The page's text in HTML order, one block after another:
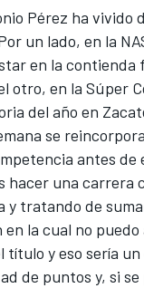
Pérez ha vivido
un lado, en la
en la
otro, en la Súper
del año en
se
antes
hacer una carrera
y tratando de
la cual no
título y eso sería
de puntos y, si